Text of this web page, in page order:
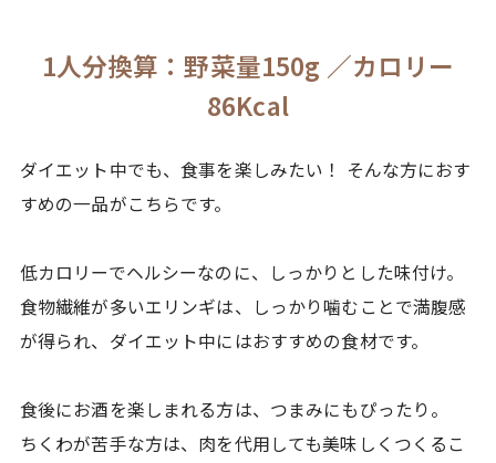
1人分換算：野菜量150g ／カロリー
86Kcal
ダイエット中でも、食事を楽しみたい！ そんな方におす
すめの一品がこちらです。
低カロリーでヘルシーなのに、しっかりとした味付け。
食物繊維が多いエリンギは、しっかり噛むことで満腹感
が得られ、ダイエット中にはおすすめの食材です。
食後にお酒を楽しまれる方は、つまみにもぴったり。
ちくわが苦手な方は、肉を代用しても美味しくつくるこ